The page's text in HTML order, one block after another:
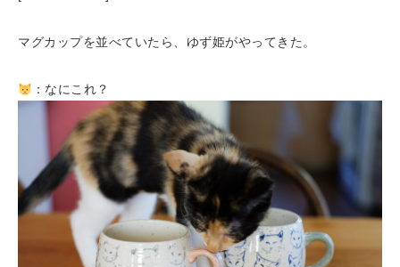
マグカップを並べていたら、ゆず姫がやってきた。
：なにこれ？